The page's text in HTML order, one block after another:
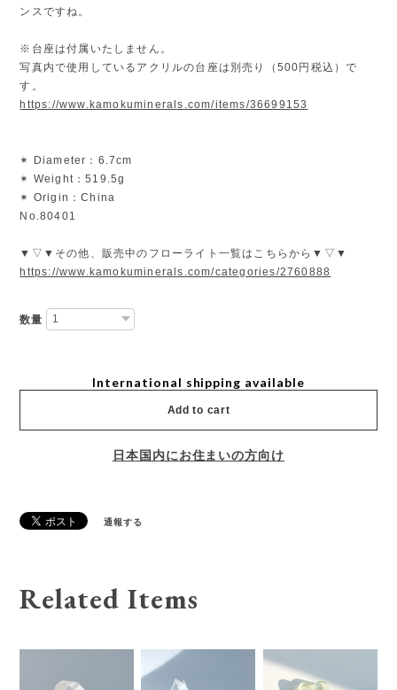
ンスですね。
※台座は付属いたしません。
写真内で使用しているアクリルの台座は別売り（500円税込）で
す。
https://www.kamokuminerals.com/items/36699153
✴︎ Diameter：6.7cm
✴︎ Weight：519.5g
✴︎ Origin：China
No.80401
▼▽▼その他、販売中のフローライト一覧はこちらから▼▽▼
https://www.kamokuminerals.com/categories/2760888
数量
International shipping available
Add to cart
日本国内にお住まいの方向け
通報する
Related Items